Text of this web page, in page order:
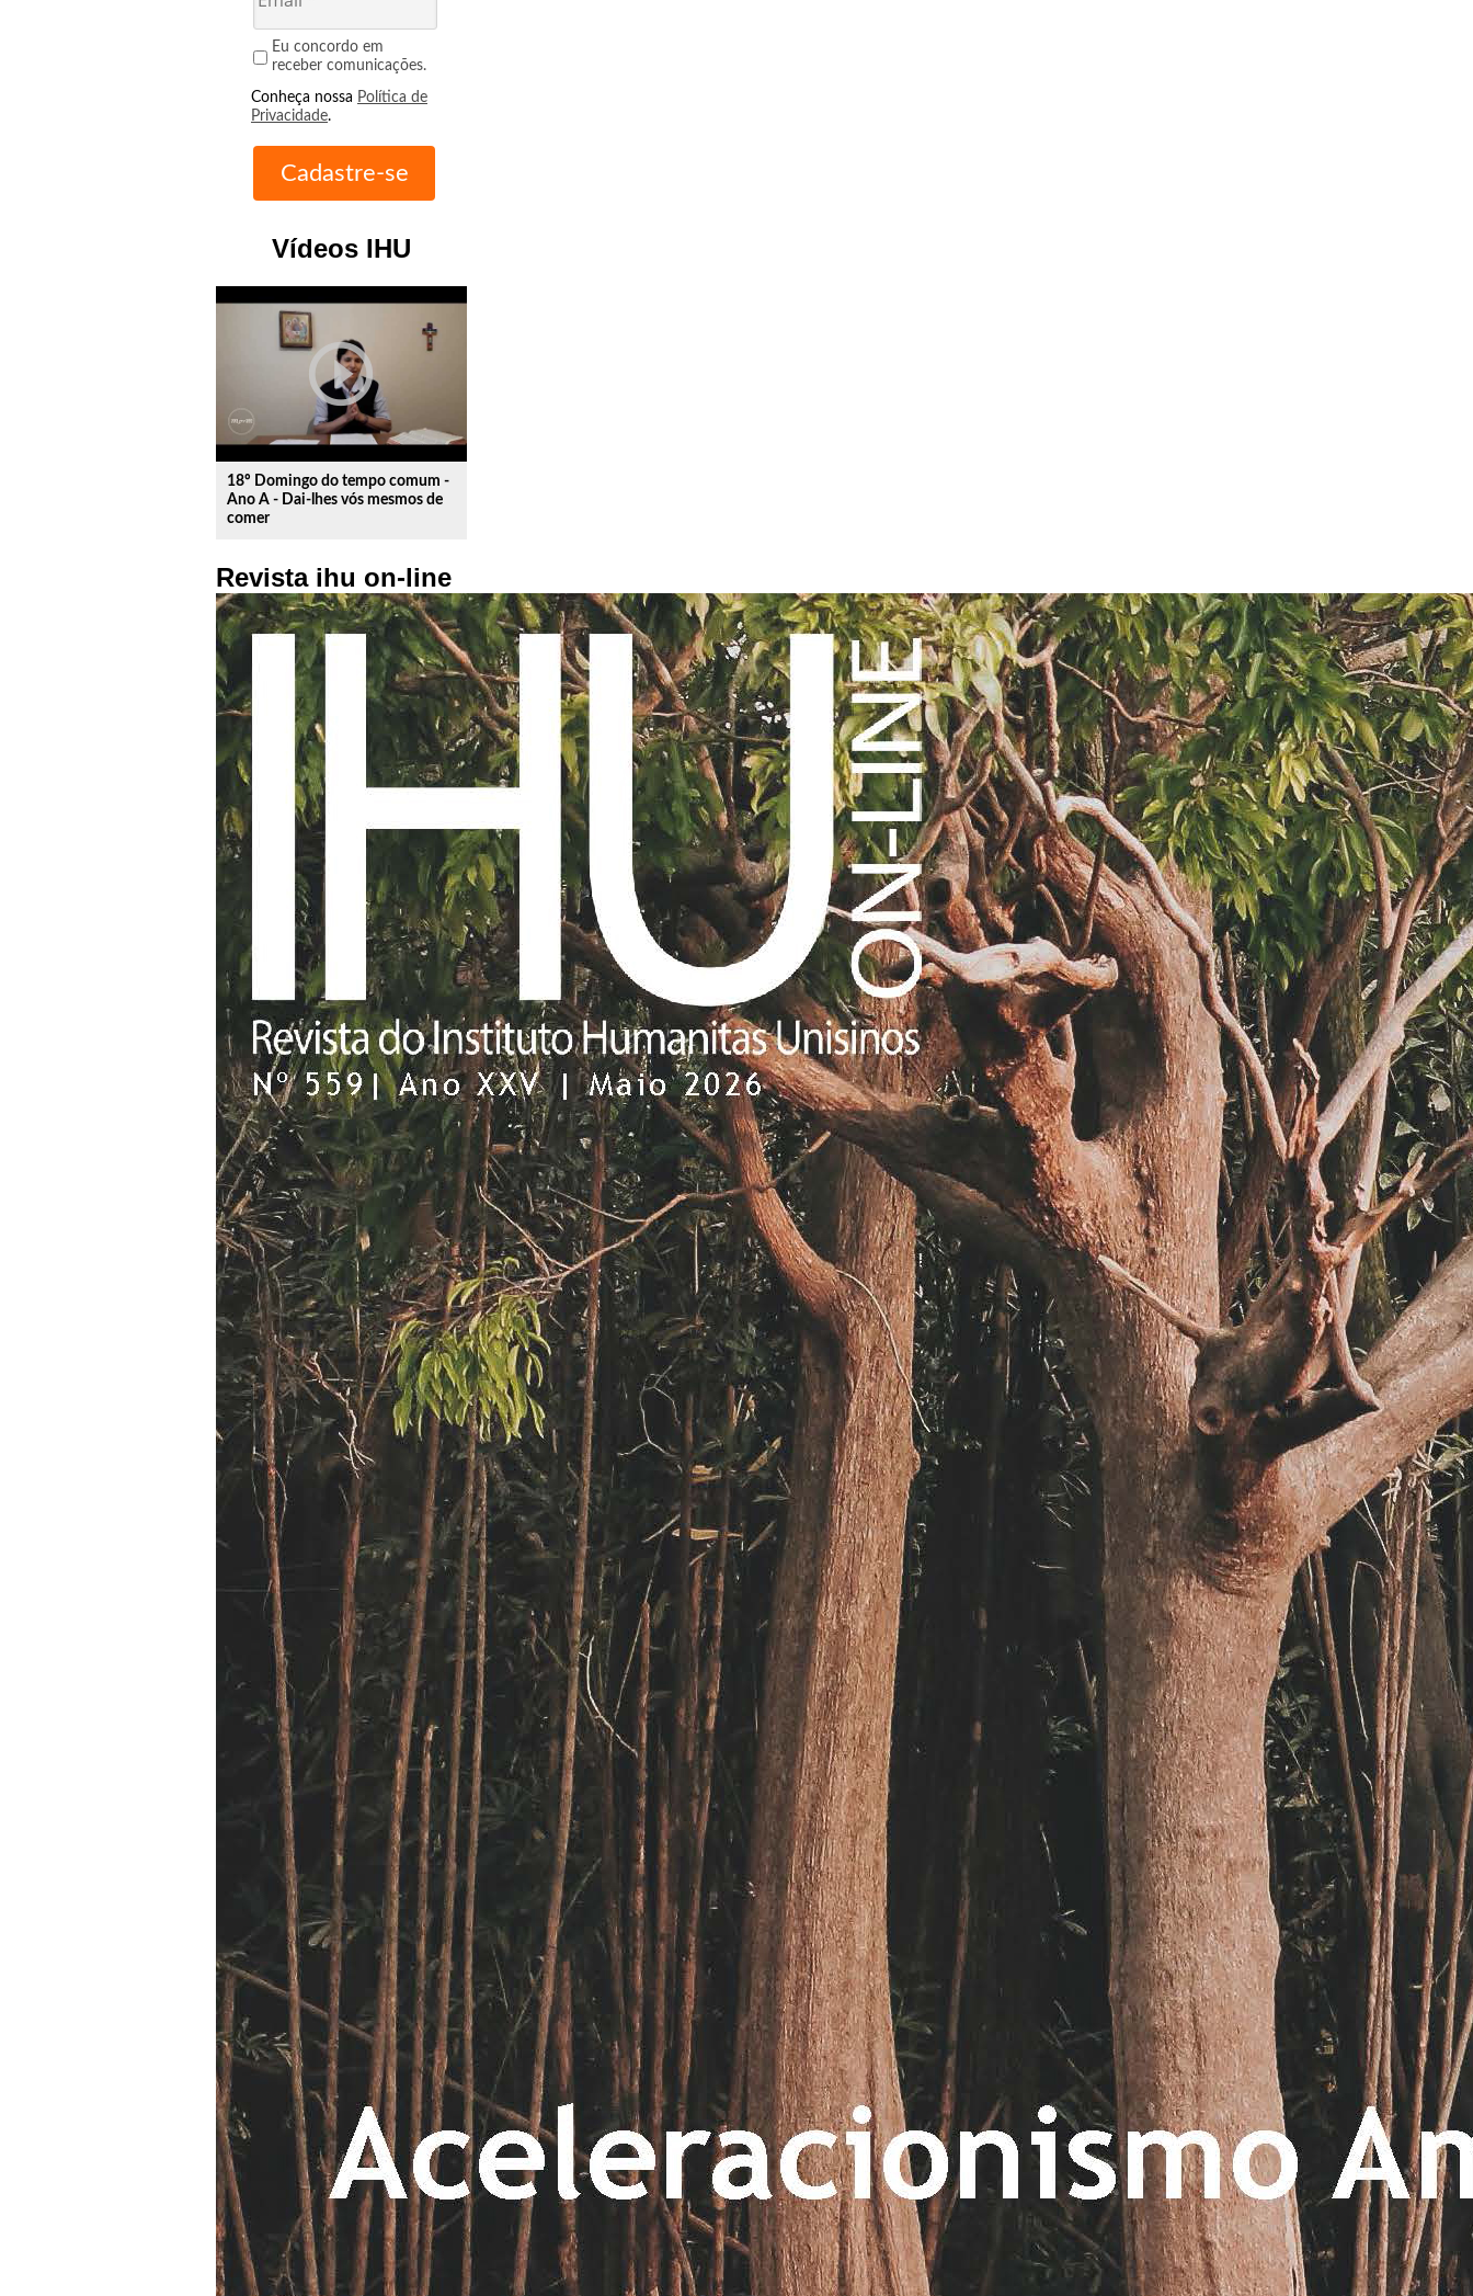
Eu concordo em
receber comunicações.
Conheça nossa Política de
Privacidade.
Vídeos IHU
play_circle_outline
18º Domingo do tempo comum -
Ano A - Dai-lhes vós mesmos de
comer
Revista ihu on-line